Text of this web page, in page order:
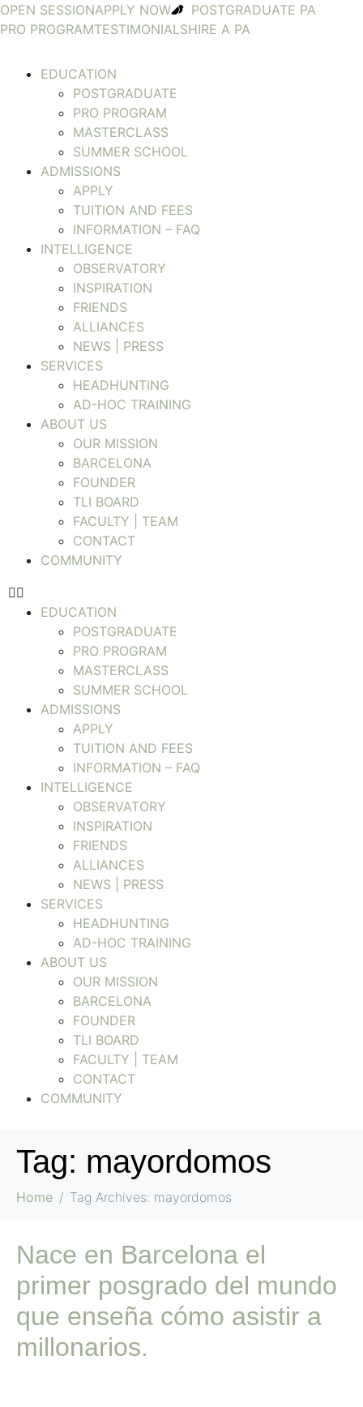
OPEN SESSIONAPPLY NOW
POSTGRADUATE PA
PRO PROGRAMTESTIMONIALSHIRE A PA
EDUCATION
POSTGRADUATE
PRO PROGRAM
MASTERCLASS
SUMMER SCHOOL
ADMISSIONS
APPLY
TUITION AND FEES
INFORMATION – FAQ
INTELLIGENCE
OBSERVATORY
INSPIRATION
FRIENDS
ALLIANCES
NEWS | PRESS
SERVICES
HEADHUNTING
AD-HOC TRAINING
ABOUT US
OUR MISSION
BARCELONA
FOUNDER
TLI BOARD
FACULTY | TEAM
CONTACT
COMMUNITY
EDUCATION
POSTGRADUATE
PRO PROGRAM
MASTERCLASS
SUMMER SCHOOL
ADMISSIONS
APPLY
TUITION AND FEES
INFORMATION – FAQ
INTELLIGENCE
OBSERVATORY
INSPIRATION
FRIENDS
ALLIANCES
NEWS | PRESS
SERVICES
HEADHUNTING
AD-HOC TRAINING
ABOUT US
OUR MISSION
BARCELONA
FOUNDER
TLI BOARD
FACULTY | TEAM
CONTACT
COMMUNITY
Tag: mayordomos
Home Tag Archives: mayordomos
Nace en Barcelona el
primer posgrado del mundo
que enseña cómo asistir a
millonarios.